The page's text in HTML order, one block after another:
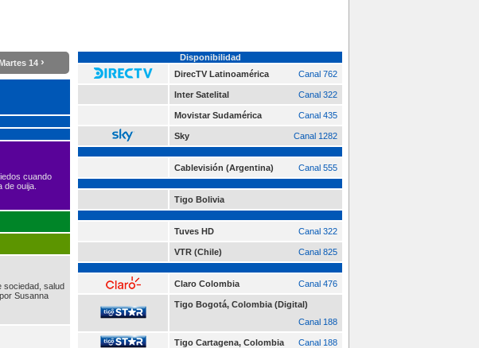
Martes 14 ›
cuando
ouija.
sociedad, salud
Susanna
Disponibilidad
DirecTV Latinoamérica
Canal 762
Inter Satelital Canal 322
Movistar Sudamérica Canal 435
Sky Canal 1282
Cablevisión (Argentina) Canal 555
Tigo Bolivia
Tuves HD Canal 322
VTR (Chile) Canal 825
Claro Colombia Canal 476
Tigo Bogotá, Colombia (Digital)
Canal 188
Tigo Cartagena, Colombia Canal 188